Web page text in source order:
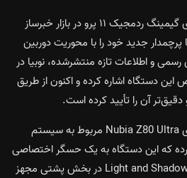
گیمینگردمجیک ۱۱ پرو
در بازار خبرساز
پرچمدار جدید خود را با محوریت دوربین
و اطلاعات تازه منتشرشده، نوبیا در
دستگاه اشاره کرده و اکنون از طریق
آن را تأیید کرده است.
یکی از برجسته‌ترین ویژگی‌های Nubia Z80 Ultra مربوط به سیستم
که این دستگاه به یک حسگر اختصاصی
۳۵ میلی‌متری Light and Shadow Master 990 در بخش پشتی مجهز